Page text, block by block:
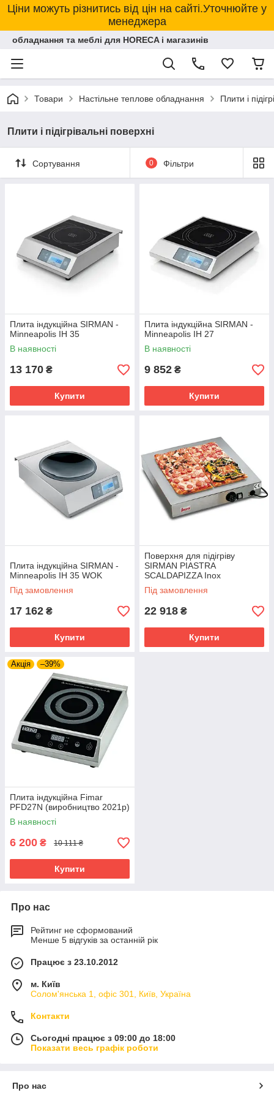
Ціни можуть різнитись від цін на сайті.Уточнюйте у
менеджера
обладнання та меблі для HORECA і магазинів
Товари Настільне теплове обладнання Плити і
Плити і підігрівальні поверхні
Сортування 0 Фільтри
Плита індукційна SIRMAN -
Minneapolis IH 35
В наявності
13 170 ₴
Купити
Плита індукційна SIRMAN -
Minneapolis IH 27
В наявності
9 852 ₴
Купити
Плита індукційна SIRMAN -
Minneapolis IH 35 WOK
Під замовлення
17 162 ₴
Купити
Поверхня для підігріву
SIRMAN PIASTRA
SCALDAPIZZA Inox
Під замовлення
22 918 ₴
Купити
Акція –39%
Плита індукційна Fimar
PFD27N (виробництво 2021р)
В наявності
6 200 ₴ 10 111 ₴
Купити
Про нас
Рейтинг не сформований
Менше 5 відгуків за останній рік
Працює з 23.10.2012
м. Київ
Солом'янська 1, офіс 301, Київ, Україна
Контакти
Сьогодні працює з 09:00 до 18:00
Показати весь графік роботи
Про нас